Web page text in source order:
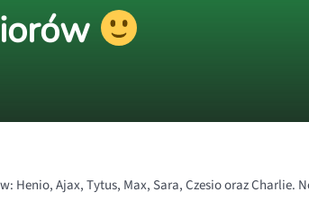
Henio, Ajax, Tytus, Max, Sara, Czesio oraz